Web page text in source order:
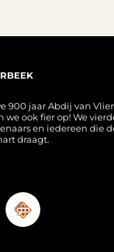
900 jaar Abdij van
we ook fier op! We
en iedereen die
draagt.